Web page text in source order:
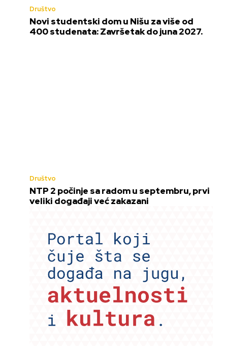
Društvo
Novi studentski dom u Nišu za više od
400 studenata: Završetak do juna 2027.
Društvo
NTP 2 počinje sa radom u septembru, prvi
veliki događaji već zakazani